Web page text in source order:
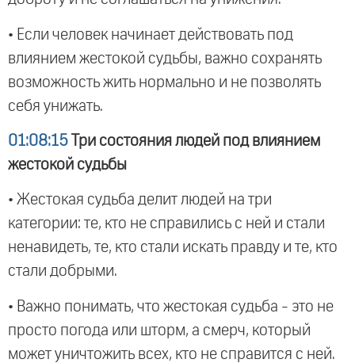
• Если человек начинает действовать под
влиянием жестокой судьбы, важно сохранять
возможность жить нормально и не позволять
себя унижать.
01:08:15 Три состояния людей под влиянием
жестокой судьбы
• Жестокая судьба делит людей на три
категории: те, кто не справились с ней и стали
ненавидеть, те, кто стали искать правду и те, кто
стали добрыми.
• Важно понимать, что жестокая судьба - это не
просто погода или шторм, а смерч, который
может уничтожить всех, кто не справится с ней.